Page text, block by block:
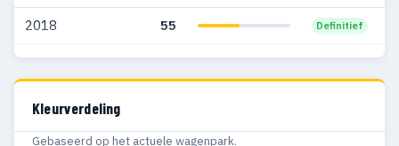
2001 3 3
1999 1 1
1998
2018 55 Definitief
2017 31
Kleurverdeling
Gebaseerd op het actuele wagenpark.